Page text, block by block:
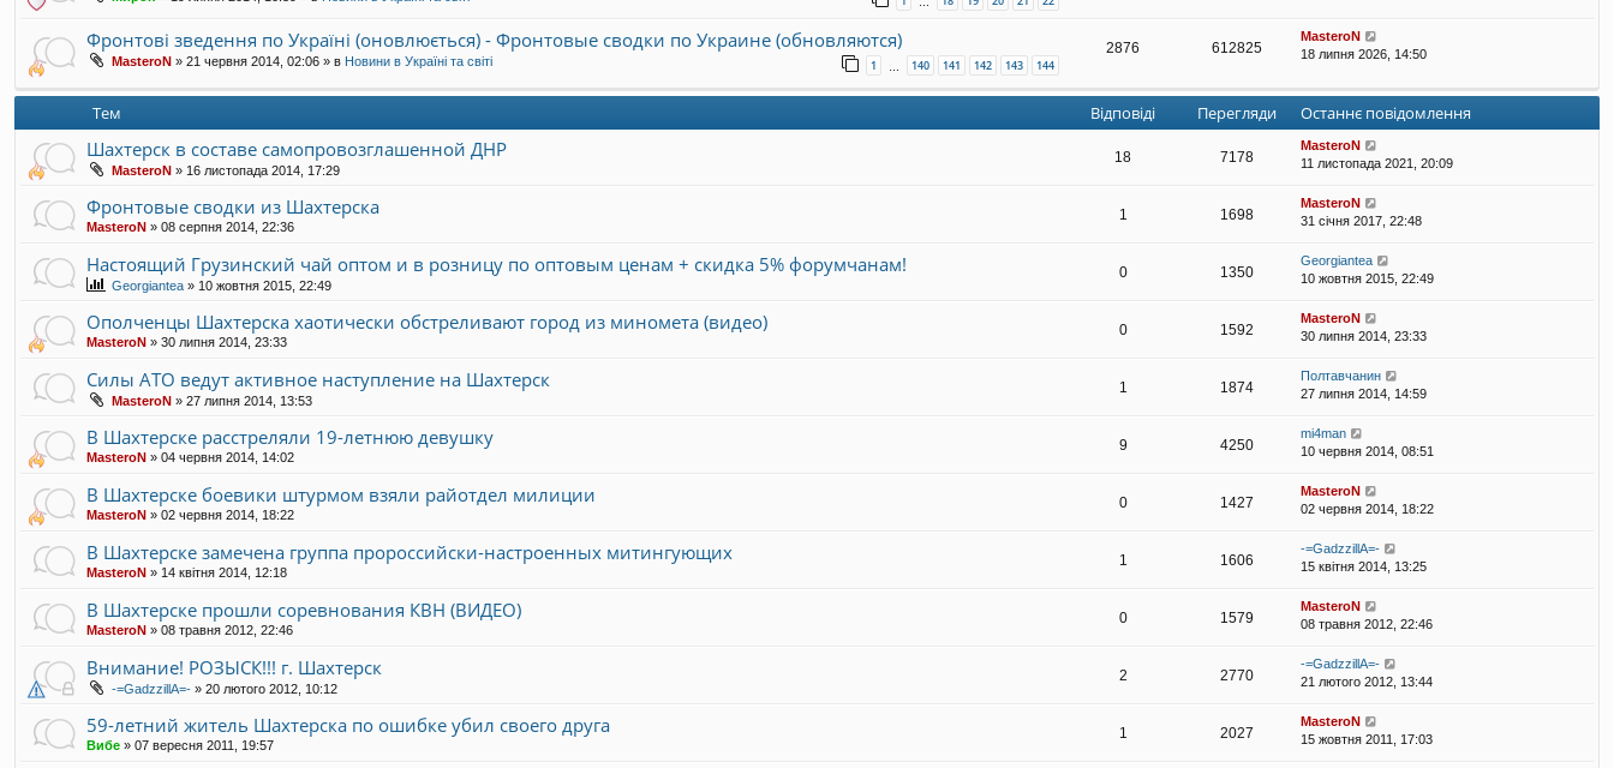
…
Фронтові зведення по Україні (оновлюється) - Фронтовые сводки по Украине (обновляются)
MasteroN » 21 червня 2014, 02:06 » в Новини в Україні та світі 1 … 140 141 142 143 144
2876 612825
MasteroN
18 липня 2026, 14:50
Тем Відповіді Перегляди Останнє повідомлення
Шахтерск в составе самопровозглашенной ДНР
MasteroN » 16 листопада 2014, 17:29
18 7178
MasteroN
11 листопада 2021, 20:09
Фронтовые сводки из Шахтерска
MasteroN » 08 серпня 2014, 22:36
1 1698
MasteroN
31 січня 2017, 22:48
Настоящий Грузинский чай оптом и в розницу по оптовым ценам + скидка 5% форумчанам!
Georgiantea » 10 жовтня 2015, 22:49
0 1350
Georgiantea
10 жовтня 2015, 22:49
Ополченцы Шахтерска хаотически обстреливают город из миномета (видео)
MasteroN » 30 липня 2014, 23:33
0 1592
MasteroN
30 липня 2014, 23:33
Силы АТО ведут активное наступление на Шахтерск
MasteroN » 27 липня 2014, 13:53
1 1874
Полтавчанин
27 липня 2014, 14:59
В Шахтерске расстреляли 19-летнюю девушку
MasteroN » 04 червня 2014, 14:02
9 4250
mi4man
10 червня 2014, 08:51
В Шахтерске боевики штурмом взяли райотдел милиции
MasteroN » 02 червня 2014, 18:22
0 1427
MasteroN
02 червня 2014, 18:22
В Шахтерске замечена группа пророссийски-настроенных митингующих
MasteroN » 14 квітня 2014, 12:18
1 1606
-=GadzzillA=-
15 квітня 2014, 13:25
В Шахтерске прошли соревнования КВН (ВИДЕО)
MasteroN » 08 травня 2012, 22:46
0 1579
MasteroN
08 травня 2012, 22:46
Внимание! РОЗЫСК!!! г. Шахтерск
-=GadzzillA=- » 20 лютого 2012, 10:12
2 2770
-=GadzzillA=-
21 лютого 2012, 13:44
59-летний житель Шахтерска по ошибке убил своего друга
Вибе » 07 вересня 2011, 19:57
1 2027
MasteroN
15 жовтня 2011, 17:03